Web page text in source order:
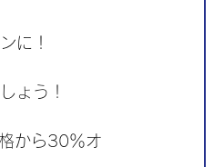
に！
ょう！
から30％オ